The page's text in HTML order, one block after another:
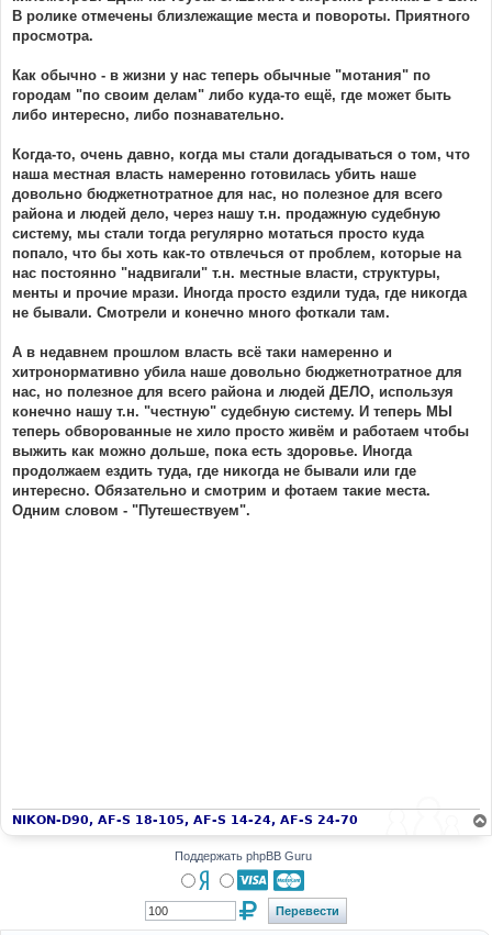
В ролике отмечены близлежащие места и повороты. Приятного
просмотра.
Как обычно - в жизни у нас теперь обычные "мотания" по
городам "по своим делам" либо куда-то ещё, где может быть
либо интересно, либо познавательно.
Когда-то, очень давно, когда мы стали догадываться о том, что
наша местная власть намеренно готовилась убить наше
довольно бюджетнотратное для нас, но полезное для всего
района и людей дело, через нашу т.н. продажную судебную
систему, мы стали тогда регулярно мотаться просто куда
попало, что бы хоть как-то отвлечься от проблем, которые на
нас постоянно "надвигали" т.н. местные власти, структуры,
менты и прочие мрази. Иногда просто ездили туда, где никогда
не бывали. Смотрели и конечно много фоткали там.
А в недавнем прошлом власть всё таки намеренно и
хитронормативно убила наше довольно бюджетнотратное для
нас, но полезное для всего района и людей ДЕЛО, используя
конечно нашу т.н. "честную" судебную систему. И теперь МЫ
теперь обворованные не хило просто живём и работаем чтобы
выжить как можно дольше, пока есть здоровье. Иногда
продолжаем ездить туда, где никогда не бывали или где
интересно. Обязательно и смотрим и фотаем такие места.
Одним словом - "Путешествуем".
NIKON-D90, AF-S 18-105, AF-S 14-24, AF-S 24-70
Поддержать phpBB Guru